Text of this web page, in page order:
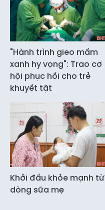
"Hành trình gieo mầm
xanh hy vọng": Trao cơ
hội phục hồi cho trẻ
khuyết tật
Khởi đầu khỏe mạnh từ
dòng sữa mẹ